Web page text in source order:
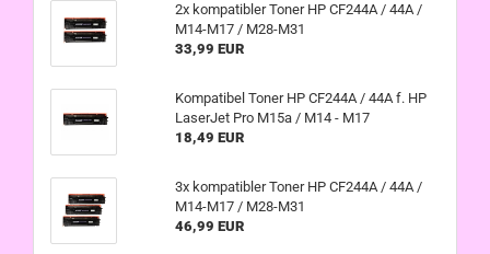
2x kompatibler Toner HP CF244A / 44A /
M14-M17 / M28-M31
33,99 EUR
Kompatibel Toner HP CF244A / 44A f. HP
LaserJet Pro M15a / M14 - M17
18,49 EUR
3x kompatibler Toner HP CF244A / 44A /
M14-M17 / M28-M31
46,99 EUR